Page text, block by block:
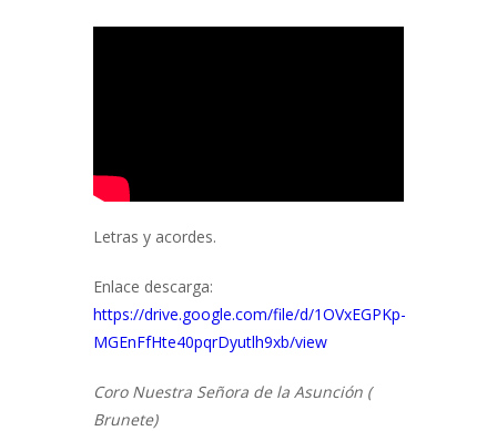
Letras y acordes.
Enlace descarga:
https://drive.google.com/file/d/1OVxEGPKp-
MGEnFfHte40pqrDyutlh9xb/view
Coro Nuestra Señora de la Asunción (
Brunete)